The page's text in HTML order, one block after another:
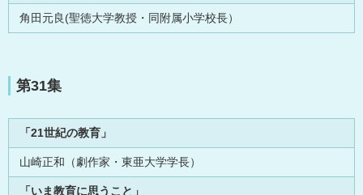
角田元良(聖徳大学教授・同附属小学校長）
第31集
「21世紀の教育」
山崎正和（劇作家・東亜大学学長）
「いま教育に思うこと」